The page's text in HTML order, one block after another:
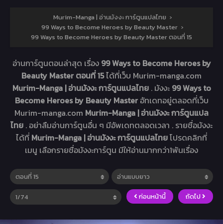
Murim-Manga | อ่านมังงะ การ์ตูนแปลไทย ›
99 Ways to Become Heroes by Beauty Master ›
99 Ways to Become Heroes by Beauty Master ตอนที่ 15
อ่านการ์ตูนตอนล่าสุด เรื่อง 99 Ways to Become Heroes by
Beauty Master ตอนที่ 15ได้ที่เว็บ Murim-manga.com
Murim-Manga | อ่านมังงะ การ์ตูนแปลไทย . มังงะ 99 Ways to
Become Heroes by Beauty Master อัทเดทอยู่ตลอดที่เว็บ
Murim-manga.com Murim-Manga | อ่านมังงะ การ์ตูนแปล
ไทย . อย่าลืมอ่านการ์ตูนอื่น ๆ มีอัพเดทตลอดเวลา . รายชื่อมังงะ
ได้ที่ Murim-Manga | อ่านมังงะ การ์ตูนแปลไทยโปรดคลิกที่
เมนู เลือกรายชื่อมังงะการ์ตูน มีให้อ่านมากกว่า1พันเรื่อง
ก่อนหน้านี้ ถัดไป